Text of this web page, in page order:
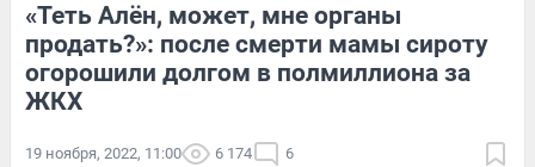
«Теть Алён, может, мне органы
продать?»: после смерти мамы сироту
огорошили долгом в полмиллиона за
ЖКХ
19 ноября, 2022, 11:00 6 174 6